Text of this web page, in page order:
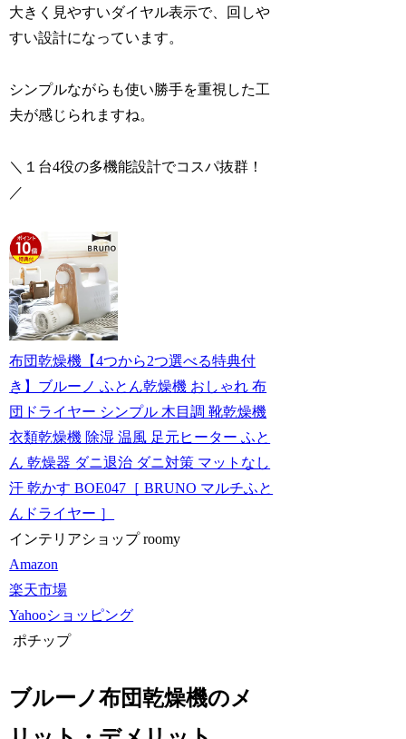
大きく見やすいダイヤル表示で、回しや
すい設計になっています。
シンプルながらも使い勝手を重視した工
夫が感じられますね。
＼１ 台4役の多機能設計でコスパ抜群！
／
布団乾燥機【4つから2つ選べる特典付
き】ブルーノ ふとん乾燥機 おしゃれ 布
団ドライヤー シンプル 木目調 靴乾燥機
衣類乾燥機 除湿 温風 足元ヒーター ふと
ん 乾燥器 ダニ退治 ダニ対策 マットなし
汗 乾かす BOE047［ BRUNO マルチふと
んドライヤー ］
インテリアショップ roomy
Amazon
楽天市場
Yahooショッピング
ポチップ
ブルーノ布団乾燥機のメ